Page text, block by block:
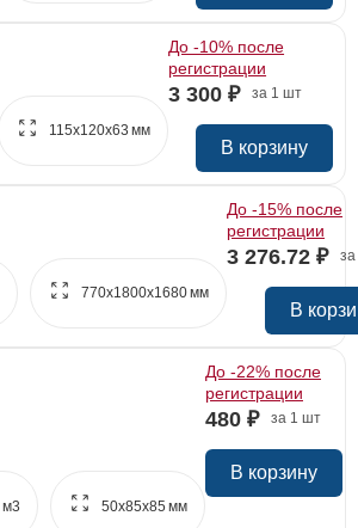
115x120x63 мм
До -10% после
регистрации
3 300 ₽ за 1 шт
В корзину
770x1800x1680мм
До -15% после
регистрации
3 276.72 ₽
В
м3 50x85x85 мм
До -22% после
регистрации
480 ₽ за 1 шт
В корзину